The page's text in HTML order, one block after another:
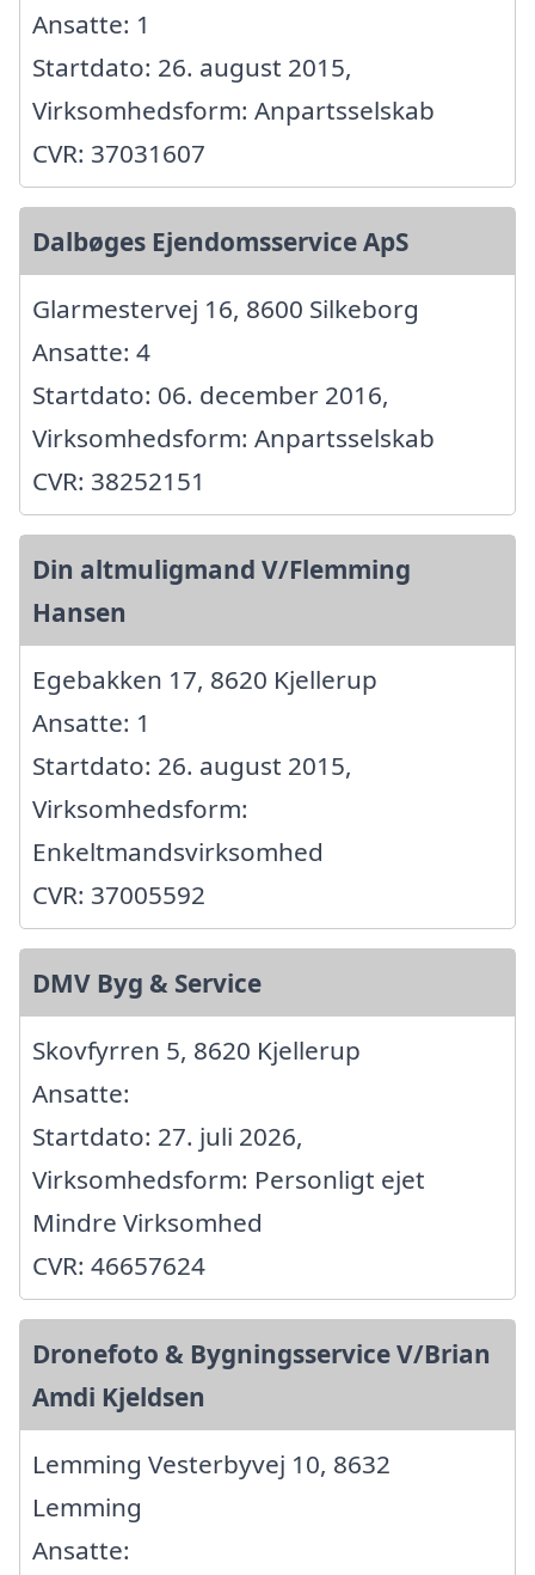
Ansatte: 1
Startdato: 26. august 2015,
Virksomhedsform: Anpartsselskab
CVR: 37031607
Dalbøges Ejendomsservice ApS
Glarmestervej 16, 8600 Silkeborg
Ansatte: 4
Startdato: 06. december 2016,
Virksomhedsform: Anpartsselskab
CVR: 38252151
Din altmuligmand V/Flemming
Hansen
Egebakken 17, 8620 Kjellerup
Ansatte: 1
Startdato: 26. august 2015,
Virksomhedsform:
Enkeltmandsvirksomhed
CVR: 37005592
DMV Byg & Service
Skovfyrren 5, 8620 Kjellerup
Ansatte:
Startdato: 27. juli 2026,
Virksomhedsform: Personligt ejet
Mindre Virksomhed
CVR: 46657624
Dronefoto & Bygningsservice V/Brian
Amdi Kjeldsen
Lemming Vesterbyvej 10, 8632
Lemming
Ansatte: